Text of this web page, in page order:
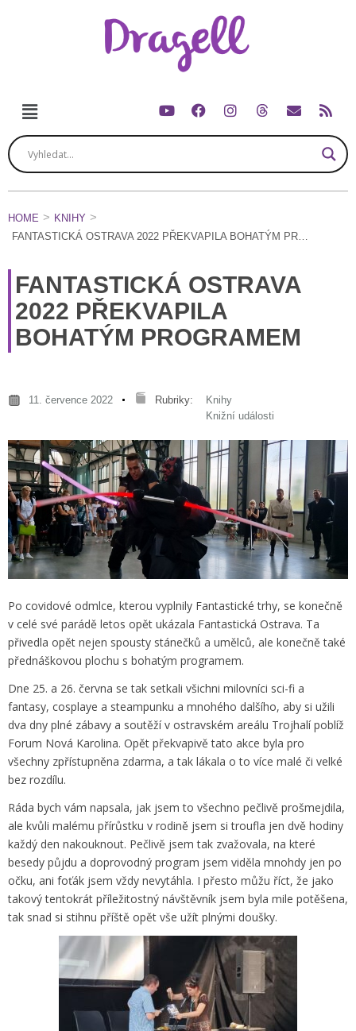
HOME
KNIHY
FANTASTICKÁ OSTRAVA
2022 PŘEKVAPILA
BOHATÝM PROGRAMEM
11. července 2022 Rubriky:
Knihy
Knižní události
Po covidové odmlce, kterou vyplnily Fantastické trhy, se konečně
v celé své parádě letos opět ukázala Fantastická Ostrava. Ta
přivedla opět nejen spousty stánečků a umělců, ale konečně také
přednáškovou plochu s bohatým programem.
Dne 25. a 26. června se tak setkali všichni milovníci sci-fi a
fantasy, cosplaye a steampunku a mnohého dalšího, aby si užili
dva dny plné zábavy a soutěží v ostravském areálu Trojhalí poblíž
Forum Nová Karolina. Opět překvapivě tato akce byla pro
všechny zpřístupněna zdarma, a tak lákala o to více malé či velké
bez rozdílu.
Ráda bych vám napsala, jak jsem to všechno pečlivě prošmejdila,
ale kvůli malému přírůstku v rodině jsem si troufla jen dvě hodiny
každý den nakouknout. Pečlivě jsem tak zvažovala, na které
besedy půjdu a doprovodný program jsem viděla mnohdy jen po
očku, ani foťák jsem vždy nevytáhla. I přesto můžu říct, že jako
takový tentokrát příležitostný návštěvník jsem byla mile potěšena,
tak snad si stihnu příště opět vše užít plnými doušky.